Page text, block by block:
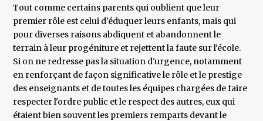
Tout comme certains parents qui oublient que leur
premier rôle est celui d'éduquer leurs enfants, mais qui
pour diverses raisons abdiquent et abandonnent le
terrain à leur progéniture et rejettent la faute sur l'école.
Si on ne redresse pas la situation d'urgence, notamment
en renforçant de façon significative le rôle et le prestige
des enseignants et de toutes les équipes chargées de faire
respecter l'ordre public et le respect des autres, eux qui
étaient bien souvent les premiers remparts devant le